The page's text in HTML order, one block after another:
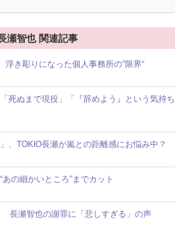
瀬智也 関連記事
き彫りになった個人事務所の”限界“
ぬまで現役」「『辞めよう』という気持ち
、TOKIO長瀬が嵐との距離感にお悩み中？
の細かいところ”までカット
長瀬智也の謝罪に「悲しすぎる」の声